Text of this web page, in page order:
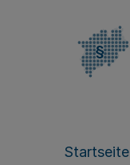
Startseite